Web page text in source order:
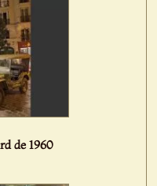
de 1960